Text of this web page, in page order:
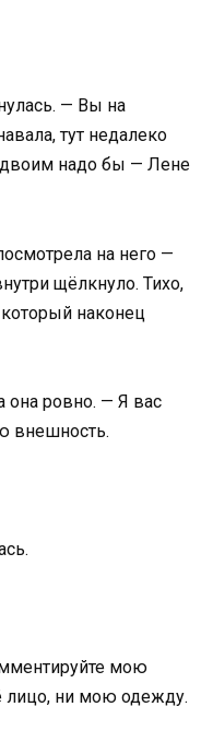
— Вы на
тут недалеко
двоим надо бы — Лене
на него —
щёлкнуло. Тихо,
наконец
она ровно. — Я вас
внешность.
мою
лицо, ни мою одежду.